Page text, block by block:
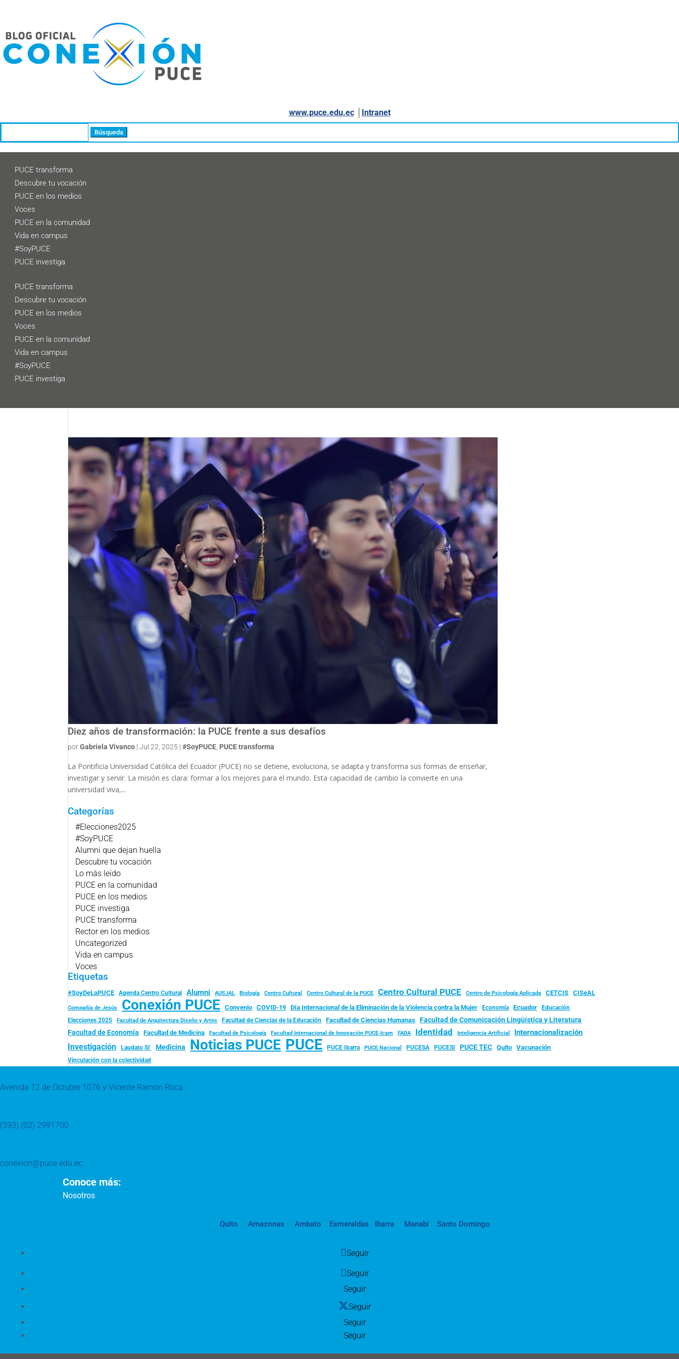
www.puce.edu.ec│ Intranet
PUCE transforma
Descubre tu vocación
PUCE en los medios
Voces
PUCE en la comunidad
Vida en campus
#SoyPUCE
PUCE investiga
PUCE transforma
Descubre tu vocación
PUCE en los medios
Voces
PUCE en la comunidad
Vida en campus
#SoyPUCE
PUCE investiga
Diez años de transformación: la PUCE frente a sus desafíos
porGabriela Vivanco |Jul 22, 2025 |#SoyPUCE PUCE transforma
La Pontificia Universidad Católica del Ecuador (PUCE) no se detiene, evoluciona, se adapta y transforma sus formas de enseñar,
investigar y servir. La misión es clara: formar a los mejores para el mundo. Esta capacidad de cambio la convierte en una
universidad viva,...
Categorías
#Elecciones2025
#SoyPUCE
Alumni que dejan huella
Descubre tu vocación
Lo más leído
PUCE en la comunidad
PUCE en los medios
PUCE investiga
PUCE transforma
Rector en los medios
Uncategorized
Vida en campus
Voces
Etiquetas
#SoyDeLaPUCE Agenda Centro Cultural Alumni AUSJAL Biología Centro Cultural Centro Cultural de la PUCE Centro Cultural PUCE Centro de Psicología Aplicada CETCIS CISeAL
Compañía de Jesús Conexión PUCE Convenio COVID-19 Día Internacional de la Eliminación de la Violencia contra la Mujer Economía Ecuador
Educación
Elecciones 2025
Facultad de Arquitectura Diseño y Artes Facultad de Ciencias de la Educación Facultad de Ciencias Humanas Facultad de Comunicación Lingüística y Literatura
Facultad de Economía Facultad de Medicina Facultad de Psicología Facultad Internacional de Innovación PUCE-Icam FADA Identidad Inteligencia Artificial Internacionalización
Investigación Laudato Si’ Medicina Noticias PUCE PUCE PUCE Ibarra PUCE Nacional PUCESA PUCESI PUCE TEC Quito Vacunación
Vinculación con la colectividad
Avenida 12 de Octubre 1076 y Vicente Ramón Roca
(593) (02) 2991700
conexion@puce.edu.ec
Conoce más:
Nosotros
Quito Amazonas Ambato Esmeraldas Ibarra Manabí Santo Domingo
Seguir
Seguir
Seguir
Seguir
Seguir
Seguir